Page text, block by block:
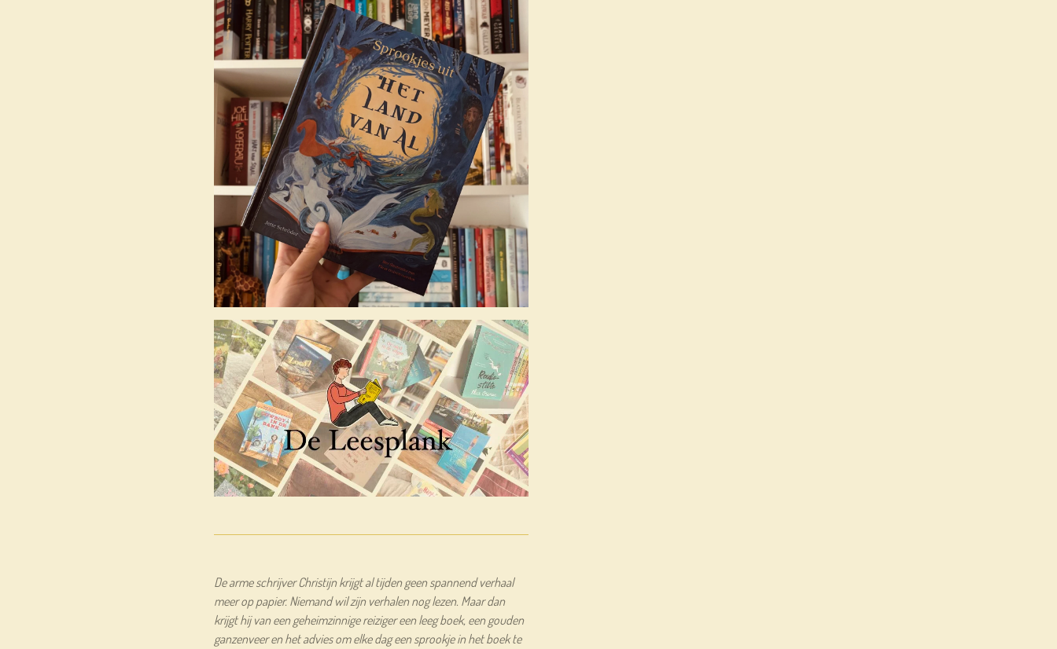
De arme schrijver Christijn krijgt al tijden geen spannend verhaal
meer op papier. Niemand wil zijn verhalen nog lezen. Maar dan
krijgt hij van een geheimzinnige reiziger een leeg boek, een gouden
ganzenveer en het advies om elke dag een sprookje in het boek te